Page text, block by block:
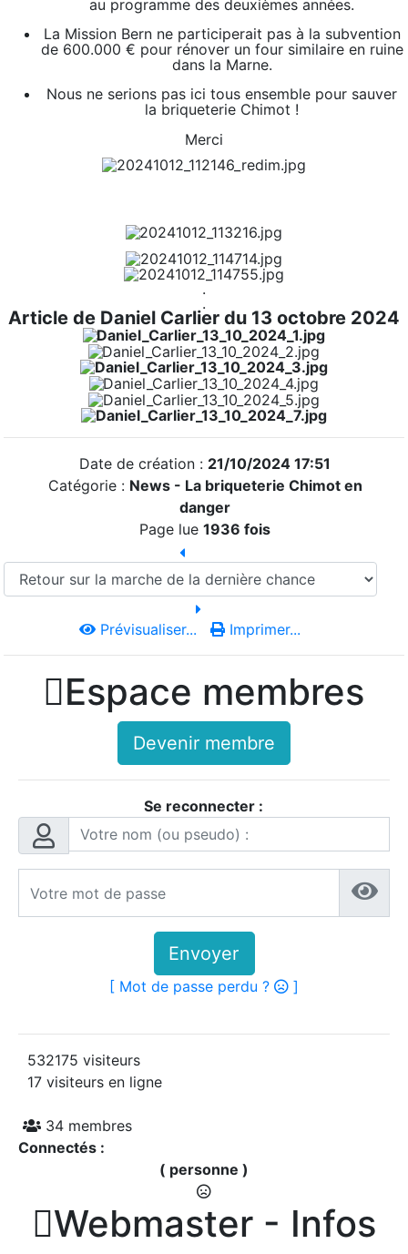
au programme des deuxièmes années.
La Mission Bern ne participerait pas à la subvention
de 600.000 € pour rénover un four similaire en ruine
dans la Marne.
Nous ne serions pas ici tous ensemble pour sauver
la briqueterie Chimot !
Merci
.
.
Article de Daniel Carlier du 13 octobre 2024
Date de création : 21/10/2024 17:51
Catégorie : News - La briqueterie Chimot en
danger
Page lue1936 fois
Prévisualiser... Imprimer...
Espace membres
Devenir membre
Se reconnecter :
Envoyer
[ Mot de passe perdu ? ]
532175 visiteurs
17 visiteurs en ligne
34 membres
Connectés :
( personne )
Webmaster - Infos